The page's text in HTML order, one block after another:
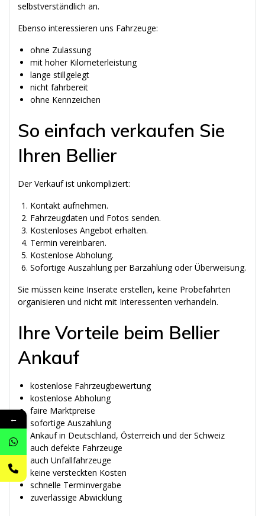
selbstverständlich an.
Ebenso interessieren uns Fahrzeuge:
ohne Zulassung
mit hoher Kilometerleistung
lange stillgelegt
nicht fahrbereit
ohne Kennzeichen
So einfach verkaufen Sie
Ihren Bellier
Der Verkauf ist unkompliziert:
Kontakt aufnehmen.
Fahrzeugdaten und Fotos senden.
Kostenloses Angebot erhalten.
Termin vereinbaren.
Kostenlose Abholung.
Sofortige Auszahlung per Barzahlung oder Überweisung.
Sie müssen keine Inserate erstellen, keine Probefahrten
organisieren und nicht mit Interessenten verhandeln.
Ihre Vorteile beim Bellier
Ankauf
kostenlose Fahrzeugbewertung
kostenlose Abholung
faire Marktpreise
sofortige Auszahlung
Ankauf in Deutschland, Österreich und der Schweiz
auch defekte Fahrzeuge
auch Unfallfahrzeuge
keine versteckten Kosten
schnelle Terminvergabe
zuverlässige Abwicklung
←